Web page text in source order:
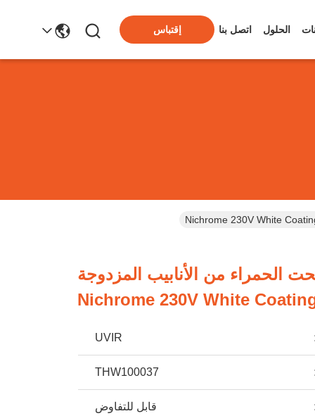
الحلول اتصل بنا إقتباس
الحمراء من الأنابيب المزدوجة
UVIR
THW100037
قابل للتفاوض